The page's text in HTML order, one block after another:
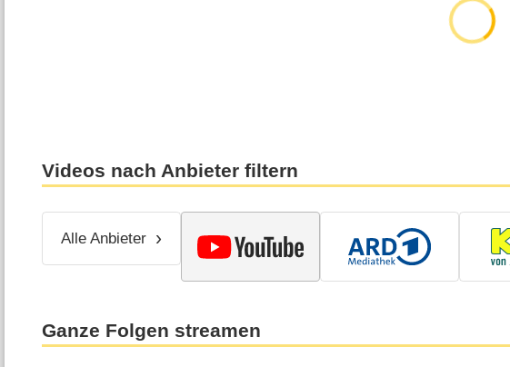
Videos nach Anbieter filtern
Alle Anbieter
Ganze Folgen streamen